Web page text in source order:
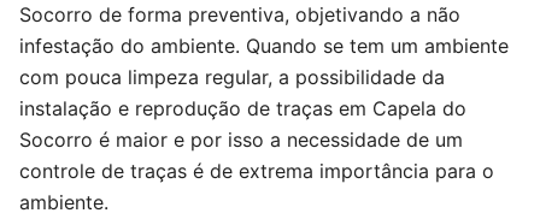
Socorro de forma preventiva, objetivando a não
infestação do ambiente. Quando se tem um ambiente
com pouca limpeza regular, a possibilidade da
instalação e reprodução de traças em Capela do
Socorro é maior e por isso a necessidade de um
controle de traças é de extrema importância para o
ambiente.